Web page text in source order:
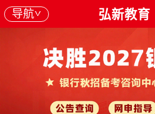
导航 弘新教育